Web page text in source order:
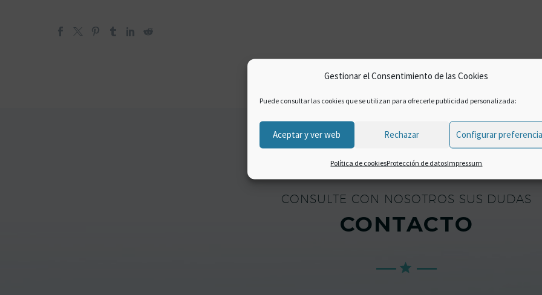
Gestionar el Consentimiento de las Cookies
Puede consultar las cookies que se utilizan para ofrecerle publicidad personalizada:
Aceptar y ver web Rechazar Configurar
Política de cookiesProtección de datosImpressum
CONSULTE CON NOSOTROS SUS DUDAS
CONTACTO